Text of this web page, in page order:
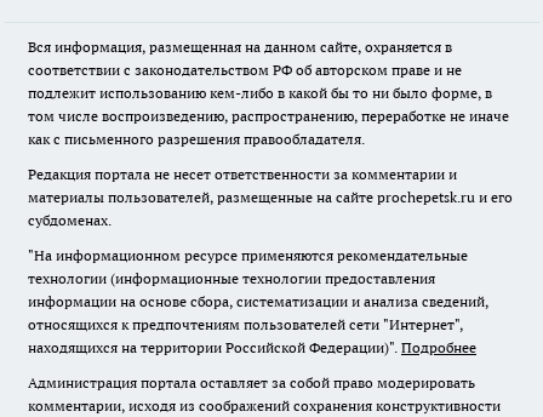
Вся информация, размещенная на данном сайте, охраняется в
соответствии с законодательством РФ об авторском праве и не
подлежит использованию кем-либо в какой бы то ни было форме, в
том числе воспроизведению, распространению, переработке не иначе
как с письменного разрешения правообладателя.
Редакция портала не несет ответственности за комментарии и
материалы пользователей, размещенные на сайте prochepetsk.ru и его
субдоменах.
"На информационном ресурсе применяются рекомендательные
технологии (информационные технологии предоставления
информации на основе сбора, систематизации и анализа сведений,
относящихся к предпочтениям пользователей сети "Интернет",
находящихся на территории Российской Федерации)". Подробнее
Администрация портала оставляет за собой право модерировать
комментарии, исходя из соображений сохранения конструктивности